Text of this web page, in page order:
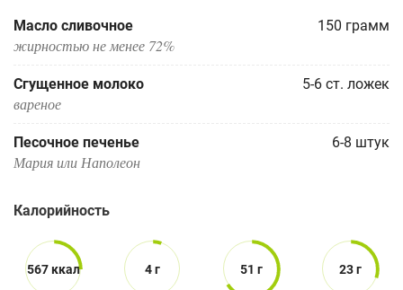
Масло сливочное 150 грамм
жирностью не менее 72%
Сгущенное молоко 5-6 ст. ложек
вареное
Песочное печенье 6-8 штук
Мария или Наполеон
Калорийность
567 ккал 4 г 51 г 23 г